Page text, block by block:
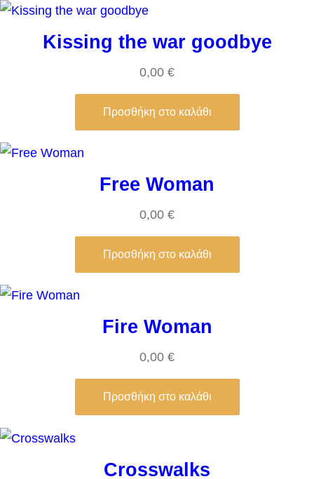
Kissing the war goodbye
0,00 €
Προσθήκη στο καλάθι
Free Woman
0,00 €
Προσθήκη στο καλάθι
Fire Woman
0,00 €
Προσθήκη στο καλάθι
Crosswalks